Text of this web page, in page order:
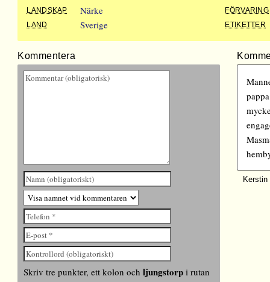
LANDSKAP Närke
FÖRVARING
LAND
Sverige ETIKETTER
Kommentera
Skriv tre punkter, ett kolon ochljungstorp i rutan